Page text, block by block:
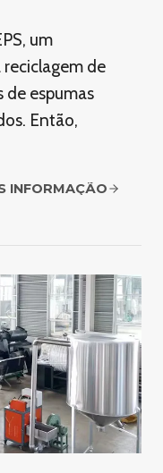
um
de
de espumas
Então,
INFORMAÇÃO